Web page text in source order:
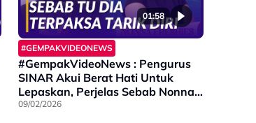
01:58
#GEMPAKVIDEONEWS
#GempakVideoNews : Pengurus
SINAR Akui Berat Hati Untuk
Lepaskan, Perjelas Sebab Nonna
Freshies Tarik Diri
09/02/2026